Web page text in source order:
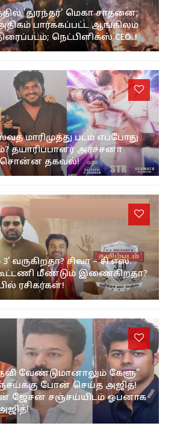
'துரந்தர்' மெகா சாதனை;
பார்க்கப்பட்ட ஆங்கிலம்
நெட்பிளிக்ஸ் CEO..!
மாரிமுத்து படம் எப்போது
தயாரிப்பாளர் அர்ச்சனா
சொன்ன தகவல்!
3’ வருகிறதா? சிவா – சி.எஸ்.
மீண்டும் இணைகிறதா?
ரசிகர்கள்!
வேண்டுமானாலும் கேளு”
போன் செய்த அஜித்!
ஜேசன் சஞ்சய்யிடம் ஓபனாக